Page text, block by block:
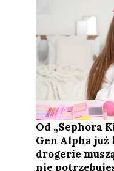
Od „Sephora
Gen Alpha
drogerie
nie